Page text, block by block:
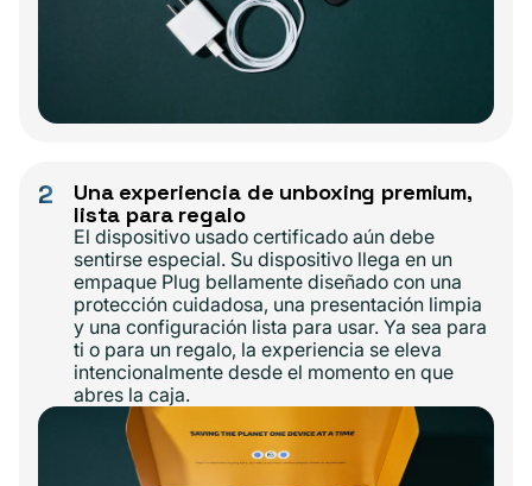
2
Una experiencia de unboxing premium,
lista para regalo
El dispositivo usado certificado aún debe
sentirse especial. Su dispositivo llega en un
empaque Plug bellamente diseñado con una
protección cuidadosa, una presentación limpia
y una configuración lista para usar. Ya sea para
ti o para un regalo, la experiencia se eleva
intencionalmente desde el momento en que
abres la caja.